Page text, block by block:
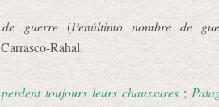
guerre(Penúltimo nombre de
Rahal.
toujours leurs chaussures ;